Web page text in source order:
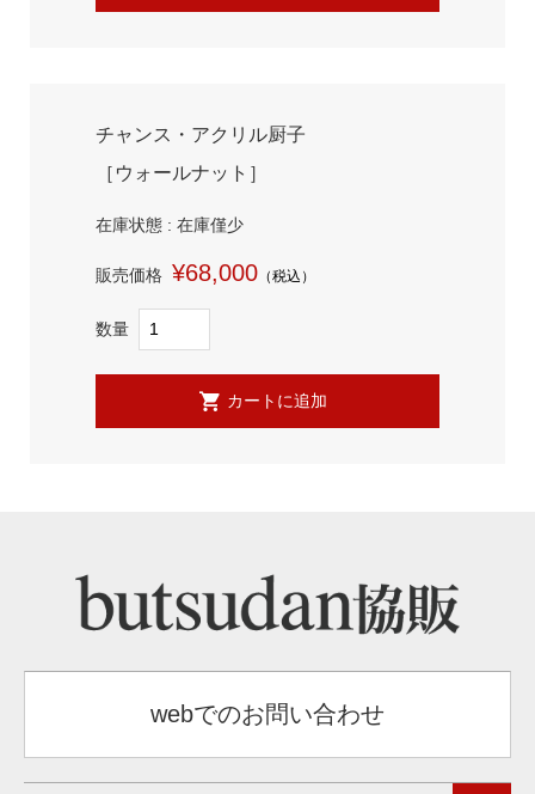
チャンス・アクリル厨子
［ウォールナット］
在庫状態 : 在庫僅少
販売価格 ¥68,000（税込）
数量
webでのお問い合わせ